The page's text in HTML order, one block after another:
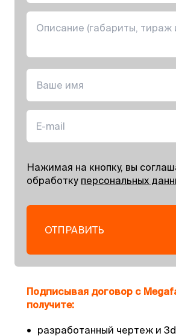
Нажимая на кнопку, вы
обработку персональных
ОТПРАВИТЬ
Подписывая договор с
получите:
•
разработанный чертеж и 3d